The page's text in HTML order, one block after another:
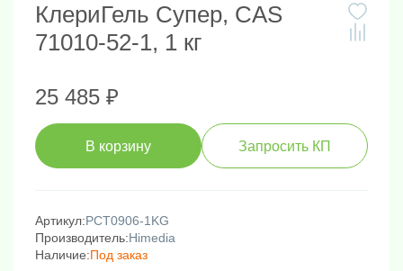
КлериГель Супер, CAS
71010-52-1, 1 кг
25 485 ₽
В корзину Запросить КП
Артикул:PCT0906-1KG
Производитель:Himedia
Наличие:Под заказ